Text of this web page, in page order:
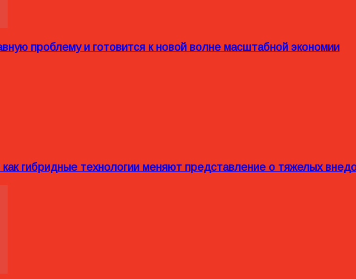
проблему и готовится к новой волне масштабной экономии
гибридные технологии меняют представление о тяжелых